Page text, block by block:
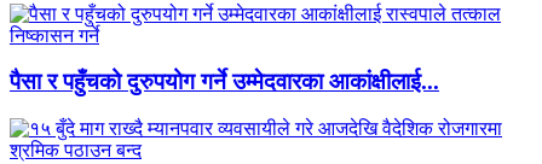
पैसा र पहुँचको दुरुपयोग गर्ने उम्मेदवारका आकांक्षीलाई...